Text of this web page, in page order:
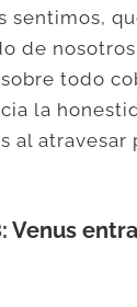
sentimos,
de
todo
la
al atravesar
Venus